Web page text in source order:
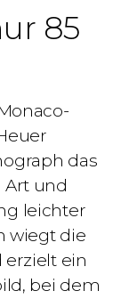
85
das
Art und
leichter
wiegt die
erzielt ein
bei dem